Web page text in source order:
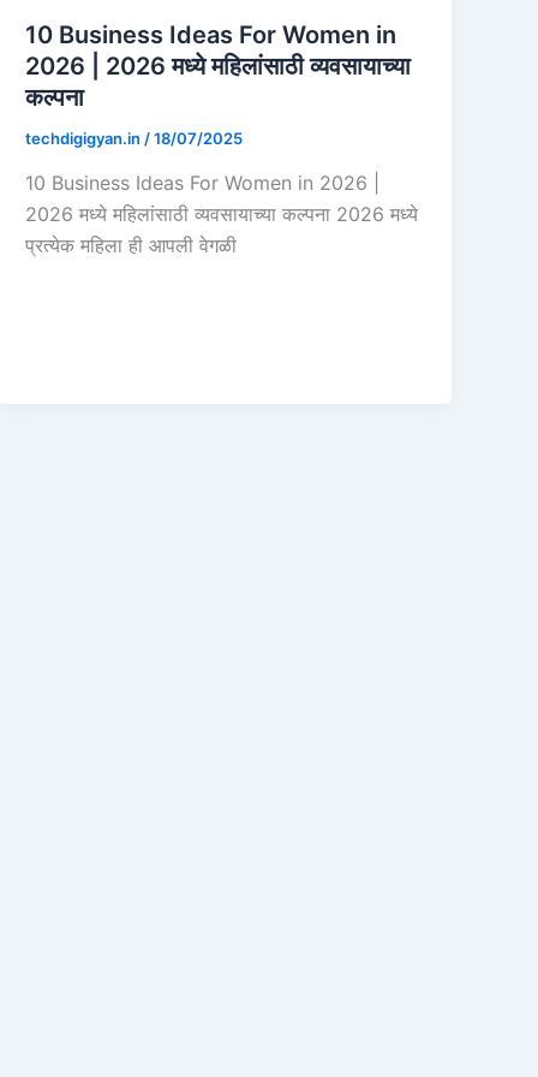
10 Business Ideas For Women in
2026 | 2026 मध्ये महिलांसाठी व्यवसायाच्या
कल्पना
techdigigyan.in /18/07/2025
10 Business Ideas For Women in 2026 |
2026 मध्ये महिलांसाठी व्यवसायाच्या कल्पना 2026 मध्ये
प्रत्येक महिला ही आपली वेगळी